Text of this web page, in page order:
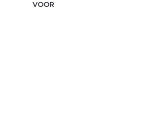
VOOR